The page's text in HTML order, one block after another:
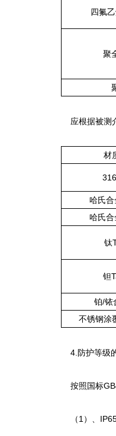
四氟
聚
应根据被测
材
哈氏合
哈氏合
钛
钽
铂/铱
不锈钢涂
4.防护等级
按照国标
（1）、IP65